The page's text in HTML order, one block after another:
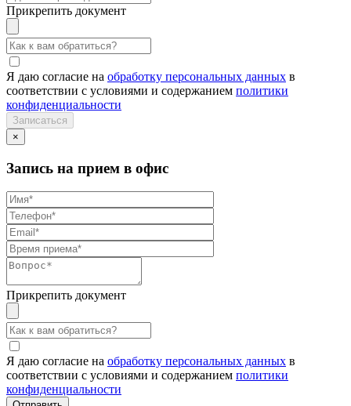
Прикрепить документ
Я даю согласие на обработку персональных данных в
соответствии с условиями и содержанием политики
конфиденциальности
×
Запись на прием в офис
Прикрепить документ
Я даю согласие на обработку персональных данных в
соответствии с условиями и содержанием политики
конфиденциальности